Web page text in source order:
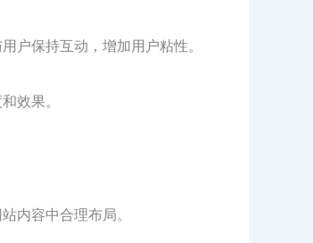
户保持互动，增加用户粘性。
效果。
内容中合理布局。